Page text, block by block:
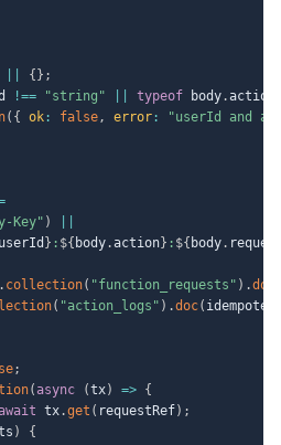
{ } ;
!== "string" typeof body.
( { ok : false, error :
"userId and
Key" )
userId } : ${ body.action} : ${ body.
. collection( "function_requests" ) .doc
( "action_logs" ) .doc(
;
( async (tx) => {
await tx.get ( requestRef) ;
)
{